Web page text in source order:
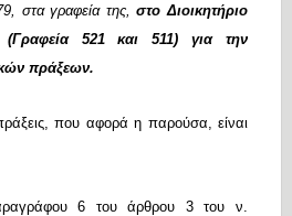
στα γραφεία της,στο Διοικητήριο
521 και 511) για την
πράξεων.
πράξεις, που αφορά η παρούσα, είναι
6 του άρθρου 3 του ν.